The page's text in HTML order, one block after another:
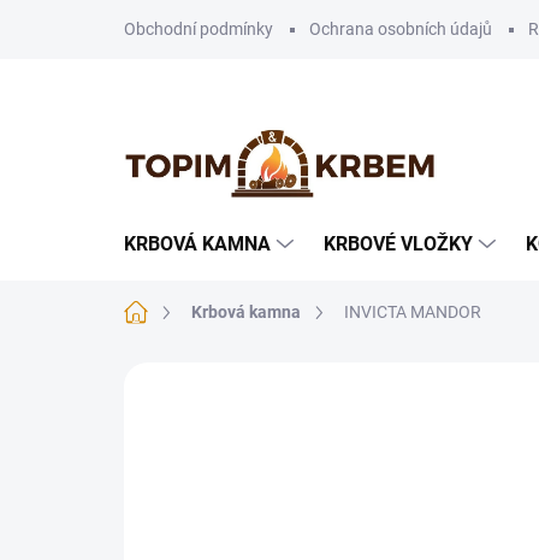
Obchodní podmínky Ochrana osobních údajů
KRBOVÁ KAMNA KRBOVÉ VLOŽKY
Domů Krbová kamna INVICTA MANDOR